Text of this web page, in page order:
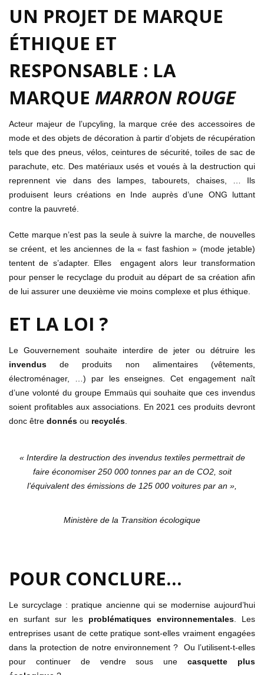
UN PROJET DE MARQUE
ÉTHIQUE ET
RESPONSABLE : LA
MARQUE MARRON ROUGE
Acteur majeur de l’upcyling, la marque crée des accessoires de
mode et des objets de décoration à partir d’objets de récupération
tels que des pneus, vélos, ceintures de sécurité, toiles de sac de
parachute, etc. Des matériaux usés et voués à la destruction qui
reprennent vie dans des lampes, tabourets, chaises, … Ils
produisent leurs créations en Inde auprès d’une ONG luttant
contre la pauvreté.
Cette marque n’est pas la seule à suivre la marche, de nouvelles
se créent, et les anciennes de la « fast fashion » (mode jetable)
tentent de s’adapter. Elles engagent alors leur transformation
pour penser le recyclage du produit au départ de sa création afin
de lui assurer une deuxième vie moins complexe et plus éthique.
ET LA LOI ?
Le Gouvernement souhaite interdire de jeter ou détruire les
invendus de produits non alimentaires (vêtements,
électroménager, …) par les enseignes. Cet engagement naît
d’une volonté du groupe Emmaüs qui souhaite que ces invendus
soient profitables aux associations. En 2021 ces produits devront
donc être donnés ou recyclés.
« Interdire la destruction des invendus textiles permettrait de
faire économiser 250 000 tonnes par an de CO2, soit
l’équivalent des émissions de 125 000 voitures par an »,
Ministère de la Transition écologique
POUR CONCLURE…
Le surcyclage : pratique ancienne qui se modernise aujourd’hui
en surfant sur les problématiques environnementales. Les
entreprises usant de cette pratique sont-elles vraiment engagées
dans la protection de notre environnement ? Ou l’utilisent-t-elles
pour continuer de vendre sous unecasquette plus